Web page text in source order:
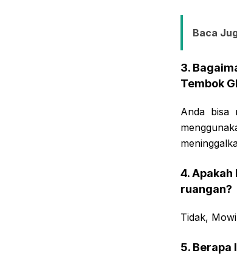
Baca
3.
Tembok
Anda bisa
4.
ruangan?
Tidak,
5.